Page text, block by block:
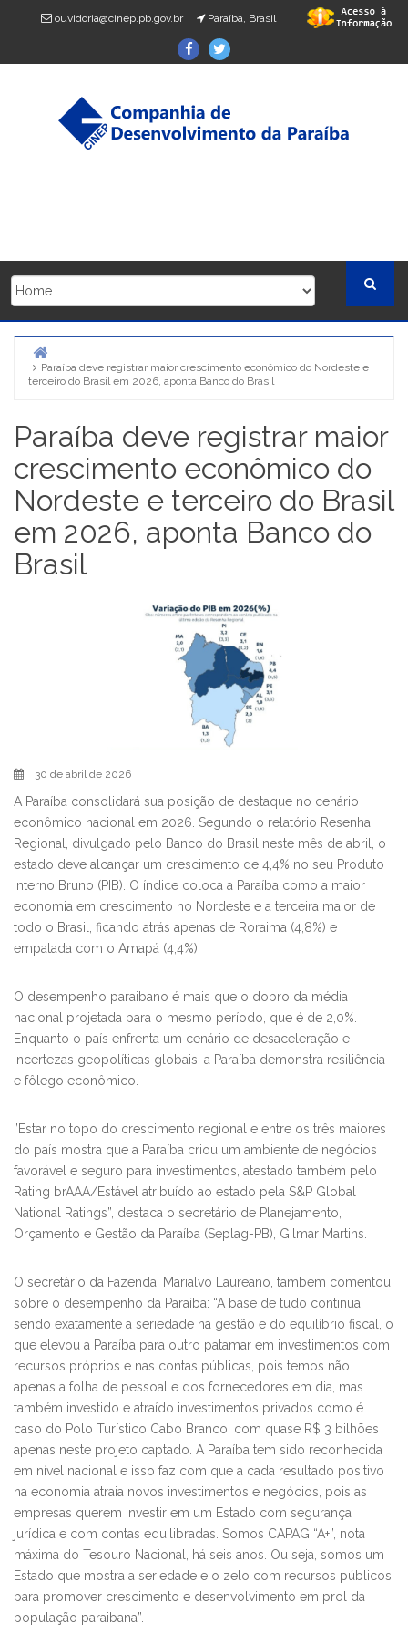
ouvidoria@cinep.pb.gov.br Paraíba, Brasil
Facebook
Twitter
Home
Paraíba deve registrar maior crescimento econômico do Nordeste e
terceiro do Brasil em 2026, aponta Banco do Brasil
Paraíba deve registrar maior
crescimento econômico do
Nordeste e terceiro do Brasil
em 2026, aponta Banco do
Brasil
30 de abril de 2026
A Paraíba consolidará sua posição de destaque no cenário
econômico nacional em 2026. Segundo o relatório Resenha
Regional, divulgado pelo Banco do Brasil neste mês de abril, o
estado deve alcançar um crescimento de 4,4% no seu Produto
Interno Bruno (PIB). O índice coloca a Paraíba como a maior
economia em crescimento no Nordeste e a terceira maior de
todo o Brasil, ficando atrás apenas de Roraima (4,8%) e
empatada com o Amapá (4,4%).
​O desempenho paraibano é mais que o dobro da média
nacional projetada para o mesmo período, que é de 2,0%.
Enquanto o país enfrenta um cenário de desaceleração e
incertezas geopolíticas globais, a Paraíba demonstra resiliência
e fôlego econômico.
​”Estar no topo do crescimento regional e entre os três maiores
do país mostra que a Paraíba criou um ambiente de negócios
favorável e seguro para investimentos, atestado também pelo
Rating brAAA/Estável atribuído ao estado pela S&P Global
National Ratings”, destaca o secretário de Planejamento,
Orçamento e Gestão da Paraíba (Seplag-PB), Gilmar Martins.
O secretário da Fazenda, Marialvo Laureano, também comentou
sobre o desempenho da Paraíba: “A base de tudo continua
sendo exatamente a seriedade na gestão e do equilíbrio fiscal, o
que elevou a Paraíba para outro patamar em investimentos com
recursos próprios e nas contas públicas, pois temos não
apenas a folha de pessoal e dos fornecedores em dia, mas
também investido e atraído investimentos privados como é
caso do Polo Turístico Cabo Branco, com quase R$ 3 bilhões
apenas neste projeto captado. A Paraíba tem sido reconhecida
em nível nacional e isso faz com que a cada resultado positivo
na economia atraia novos investimentos e negócios, pois as
empresas querem investir em um Estado com segurança
jurídica e com contas equilibradas. Somos CAPAG “A+”, nota
máxima do Tesouro Nacional, há seis anos. Ou seja, somos um
Estado que mostra a seriedade e o zelo com recursos públicos
para promover crescimento e desenvolvimento em prol da
população paraibana”.